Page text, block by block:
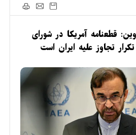
قطعنامه آمریکا در شورای
تجاوز علیه ایران است